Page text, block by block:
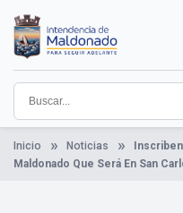
contenido
principal
Institucional
Municipios
Descubre Maldonado
Comunicación
Servicios
Guía De Trámites
Ver Noticias
Inicio Noticias
Maldonado Que Será En San